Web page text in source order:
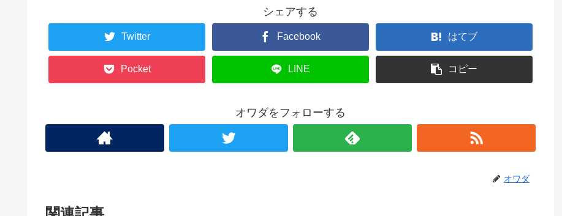
シェアする
Twitter Facebook はてブ
Pocket LINE コピー
オワダをフォローする
オワダ